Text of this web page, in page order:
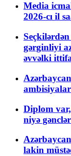
Media
2026-cı il
gərginliyi
əvvəlki
Diplom
niyə
lakin